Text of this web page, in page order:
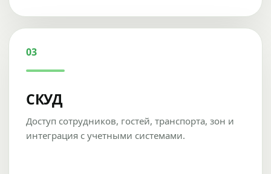
03
СКУД
Доступ сотрудников, гостей, транспорта, зон и
интеграция с учетными системами.